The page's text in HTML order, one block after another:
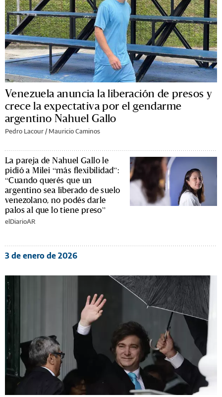
Venezuela anuncia la liberación de presos y
crece la expectativa por el gendarme
argentino Nahuel Gallo
Pedro Lacour/Mauricio Caminos
La pareja de Nahuel Gallo le
pidió a Milei “más flexibilidad”:
“Cuando querés que un
argentino sea liberado de suelo
venezolano, no podés darle
palos al que lo tiene preso”
elDiarioAR
3 de enero de 2026